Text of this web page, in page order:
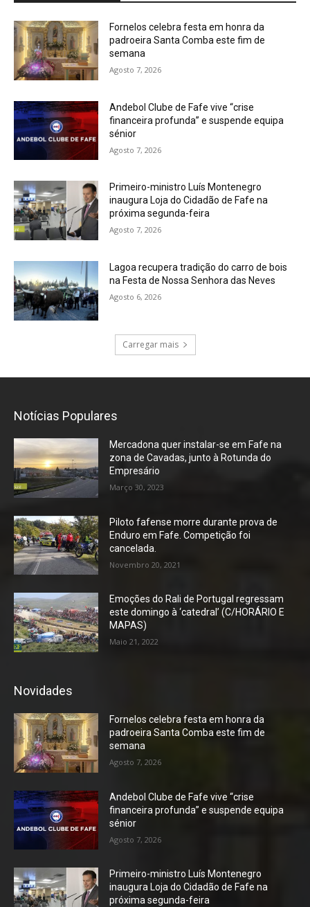
Fornelos celebra festa em honra da
padroeira Santa Comba este fim de
semana
Agosto 7, 2026
Andebol Clube de Fafe vive “crise
financeira profunda” e suspende equipa
sénior
Agosto 7, 2026
Primeiro-ministro Luís Montenegro
inaugura Loja do Cidadão de Fafe na
próxima segunda-feira
Agosto 7, 2026
Lagoa recupera tradição do carro de bois
na Festa de Nossa Senhora das Neves
Agosto 6, 2026
Carregar mais
Notícias Populares
Mercadona quer instalar-se em Fafe na
zona de Cavadas, junto à Rotunda do
Empresário
Março 30, 2023
Piloto fafense morre durante prova de
Enduro em Fafe. Competição foi
cancelada.
Novembro 20, 2021
Emoções do Rali de Portugal regressam
este domingo à ‘catedral’ (C/HORÁRIO E
MAPAS)
Maio 21, 2022
Novidades
Fornelos celebra festa em honra da
padroeira Santa Comba este fim de
semana
Agosto 7, 2026
Andebol Clube de Fafe vive “crise
financeira profunda” e suspende equipa
sénior
Agosto 7, 2026
Primeiro-ministro Luís Montenegro
inaugura Loja do Cidadão de Fafe na
próxima segunda-feira